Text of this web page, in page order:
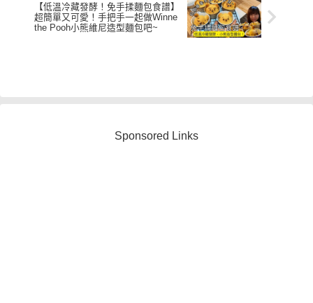
【低溫冷藏發酵！免手揉麵包食譜】
超簡單又可愛！手把手一起做Winne
the Pooh小熊維尼造型麵包吧~
Sponsored Links